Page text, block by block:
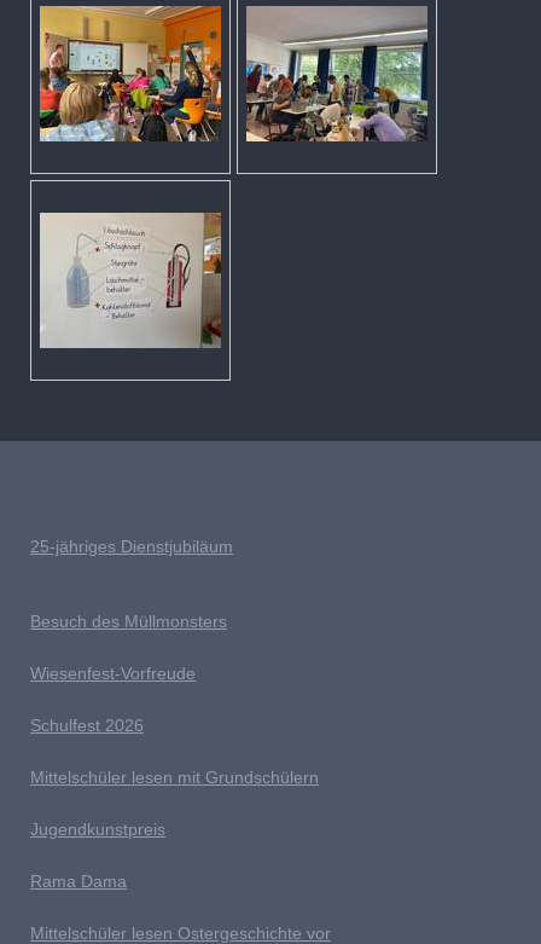
25-jähriges Dienstjubiläum
Besuch des Müllmonsters
Wiesenfest-Vorfreude
Schulfest 2026
Mittelschüler lesen mit Grundschülern
Jugendkunstpreis
Rama Dama
Mittelschüler lesen Ostergeschichte vor